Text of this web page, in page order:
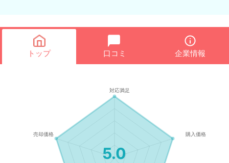
トップ 口コミ 企業情報
5.0